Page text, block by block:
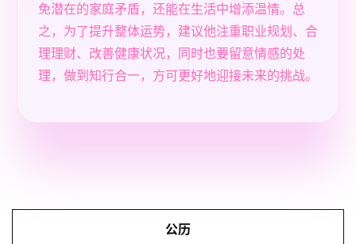
免潜在的家庭矛盾，还能在生活中增添温情。总
之，为了提升整体运势，建议他注重职业规划、合
理理财、改善健康状况，同时也要留意情感的处
理，做到知行合一，方可更好地迎接未来的挑战。
公历